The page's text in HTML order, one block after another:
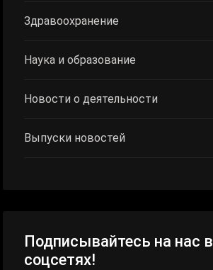
Здравоохранение
Наука и образование
Новости о деятельности
Выпуски новостей
Подписывайтесь на нас в
соцсетях!